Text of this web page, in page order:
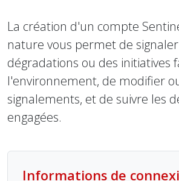
La création d'un compte
nature vous permet de
dégradations ou des initiatives
l'environnement, de modifier
signalements, et de suivre les
engagées.
Informations de